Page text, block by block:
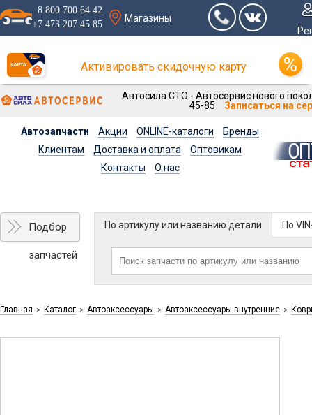
8 800 700 64 42
+7 473 207 45 85
Магазины
Активировать скидочную карту
Автосила СТО - Автосервис нового
45-85
Записаться на
Автозапчасти Акции ONLINE-каталоги
Бренды
Клиентам
Доставка и оплата
Оптовикам
Контакты
О нас
Подбор
запчастей
По артикулу или названию детали По
Главная > Каталог > Автоаксессуары > Автоаксессуары внутренние >